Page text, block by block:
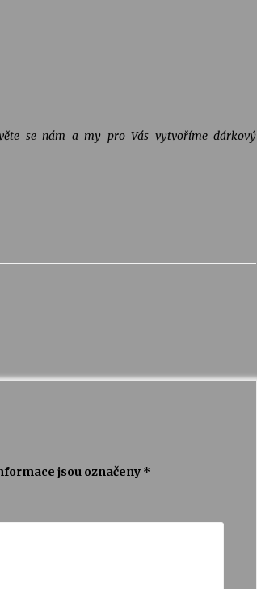
se nám a my pro Vás vytvoříme dárkový
jsou označeny *